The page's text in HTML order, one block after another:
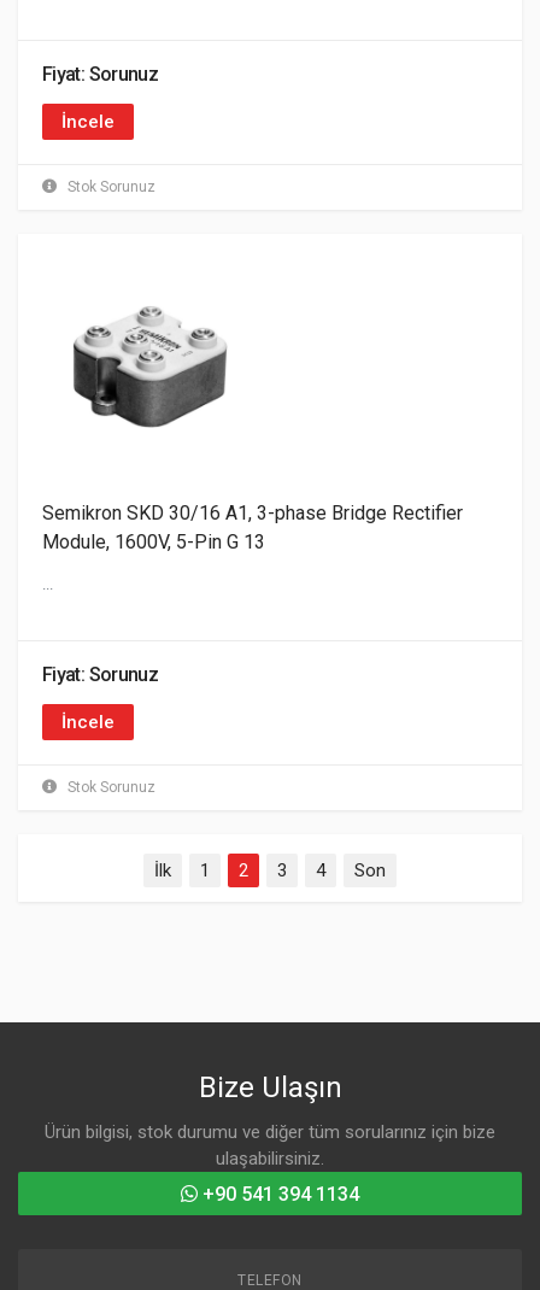
Stok Sorunuz
Fiyat: Sorunuz
İncele
Stok Sorunuz
Semikron SKD 30/16 A1, 3-phase Bridge Rectifier
Module, 1600V, 5-Pin G 13
...
Fiyat: Sorunuz
İncele
İlk 1 2 3 4 Son
Bize Ulaşın
Ürün bilgisi, stok durumu ve diğer tüm sorularınız için bize
ulaşabilirsiniz.
+90 541 394 1134
TELEFON